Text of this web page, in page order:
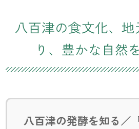
八百津の食文化、
り、豊かな自然
八百津の発酵を知る／